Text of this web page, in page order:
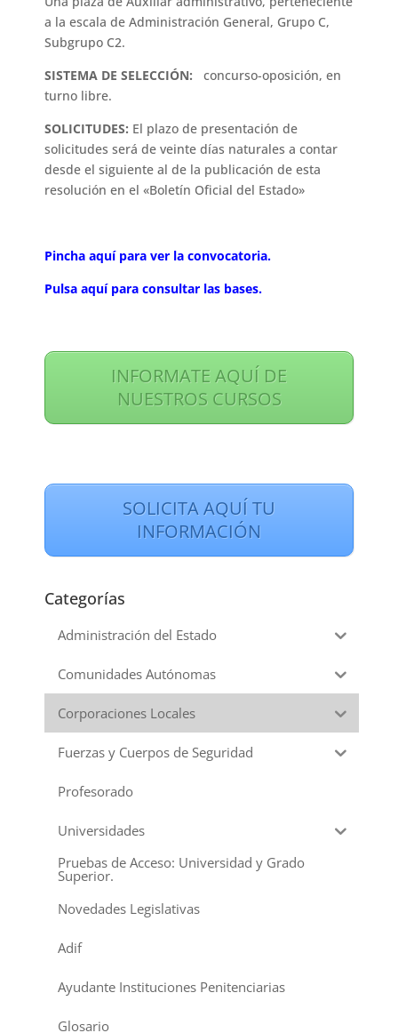
a la escala de Administración General, Grupo C,
Subgrupo C2.
SISTEMA DE SELECCIÓN: concurso-oposición, en
turno libre.
SOLICITUDES: El plazo de presentación de
solicitudes será de veinte días naturales a contar
desde el siguiente al de la publicación de esta
resolución en el «Boletín Oficial del Estado»
Pincha aquí para ver la convocatoria.
Pulsa aquí para consultar las bases.
INFORMATE AQUÍ DE
NUESTROS CURSOS
SOLICITA AQUÍ TU
INFORMACIÓN
Categorías
Administración del Estado
Comunidades Autónomas
Corporaciones Locales
Fuerzas y Cuerpos de Seguridad
Profesorado
Universidades
Pruebas de Acceso: Universidad y Grado
Superior.
Novedades Legislativas
Adif
Ayudante Instituciones Penitenciarias
Glosario